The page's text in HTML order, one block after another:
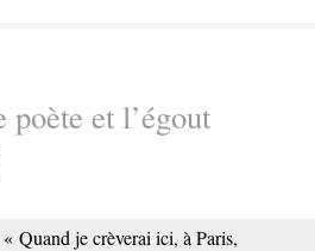
poète et l’égout
« Quand je crèverai ici, à Paris,